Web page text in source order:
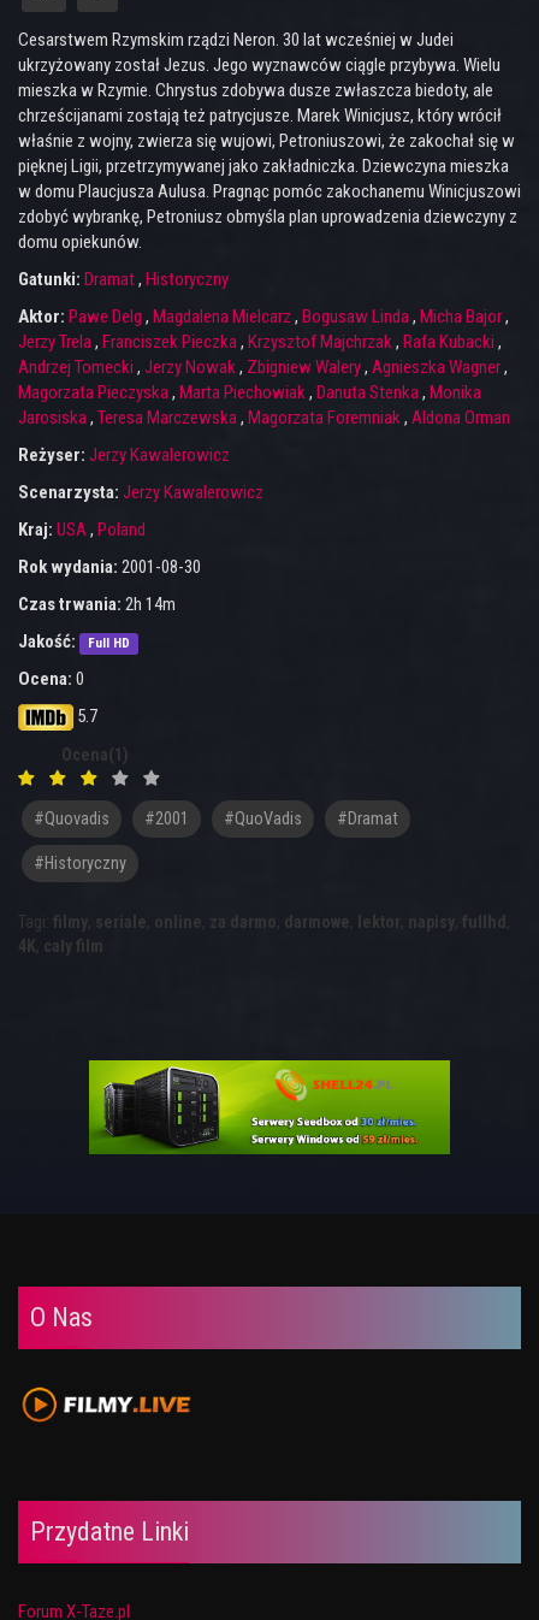
Cesarstwem Rzymskim rządzi Neron. 30 lat wcześniej w Judei
ukrzyżowany został Jezus. Jego wyznawców ciągle przybywa. Wielu
mieszka w Rzymie. Chrystus zdobywa dusze zwłaszcza biedoty, ale
chrześcijanami zostają też patrycjusze. Marek Winicjusz, który wrócił
właśnie z wojny, zwierza się wujowi, Petroniuszowi, że zakochał się w
pięknej Ligii, przetrzymywanej jako zakładniczka. Dziewczyna mieszka
w domu Plaucjusza Aulusa. Pragnąc pomóc zakochanemu Winicjuszowi
zdobyć wybrankę, Petroniusz obmyśla plan uprowadzenia dziewczyny z
domu opiekunów.
Gatunki: Dramat, Historyczny
Aktor: Pawe Delg , Magdalena Mielcarz , Bogusaw Linda, Micha Bajor,
Jerzy Trela, Franciszek Pieczka, Krzysztof Majchrzak, Rafa Kubacki ,
Andrzej Tomecki , Jerzy Nowak, Zbigniew Walery, Agnieszka Wagner,
Magorzata Pieczyska, Marta Piechowiak, Danuta Stenka, Monika
Jarosiska, Teresa Marczewska, Magorzata Foremniak, Aldona Orman
Reżyser: Jerzy Kawalerowicz
Scenarzysta: Jerzy Kawalerowicz
Kraj: USA, Poland
Rok wydania: 2001-08-30
Czas trwania: 2h 14m
Jakość:
Full HD
Ocena: 0
5.7
Ocena(1)
#quovadis #2001 #QuoVadis #dramat
#historyczny
Tagi: filmy, seriale, online, za darmo, darmowe, lektor, napisy, fullhd ,
4K, cały film
O Nas
Przydatne Linki
Forum X-Taze.pl